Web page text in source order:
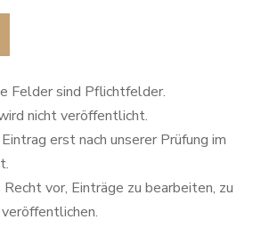
Felder sind Pflichtfelder.
nicht veröffentlicht.
erst nach unserer Prüfung im
vor, Einträge zu bearbeiten, zu